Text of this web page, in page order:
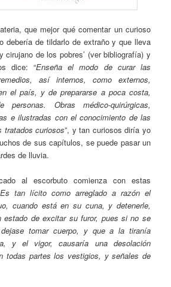
que mejor qué comentar un curioso
debería de tildarlo de extraño y que lleva
cirujano de los pobres’ (ver bibliografía) y
dice: “Enseña el modo de curar las
así internos, como externos,
el país, y de prepararse a poca costa,
Obras médico-quirúrgicas,
e ilustradas con el conocimiento de las
tratados curiosos”, y tan curiosos diría yo
de sus capítulos, se puede pasar un
de lluvia.
al escorbuto comienza con estas
Es tan lícito como arreglado a razón el
cuando está en su cuna, y detenerle,
estado de excitar su furor, pues si no se
tomar cuerpo, y que a la tiranía
y el vigor, causaría una desolación
todas partes los vestigios, y señales de